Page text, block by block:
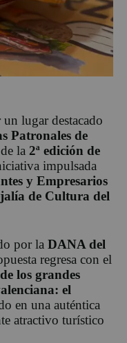
lugar destacado
Patronales de
la 2ª edición de
impulsada
y Empresarios
de Cultura del
por la DANA del
regresa con el
los grandes
el
en una auténtica
atractivo turístico